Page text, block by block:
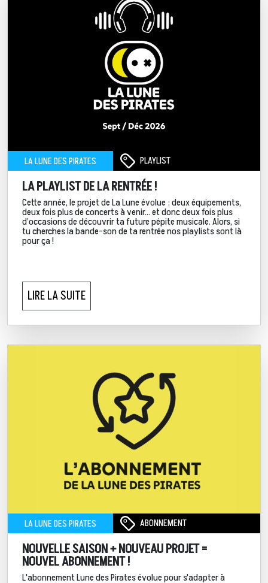
LA LUNE DES PIRATES PLAYLIST
LA PLAYLIST DE LA RENTRÉE !
Cette année, le projet de La Lune évolue : deux équipements,
deux fois plus de concerts à venir… et donc deux fois plus
d’occasions de découvrir ta future pépite musicale. Alors, si
tu cherches la bande-son de ta rentrée nos playlists sont là
pour ça !
LIRE LA SUITE
LA LUNE DES PIRATES ABONNEMENT
NOUVELLE SAISON + NOUVEAU PROJET =
NOUVEL ABONNEMENT !
L'abonnement Lune des Pirates évolue pour s'adapter à